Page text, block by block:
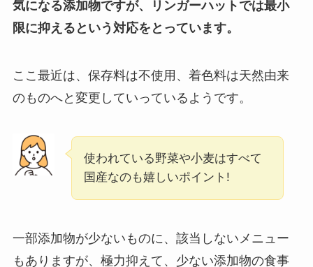
気になる添加物ですが、リンガーハットでは最小
限に抑えるという対応をとっています。
ここ最近は、保存料は不使用、着色料は天然由来
のものへと変更していっているようです。
使われている野菜や小麦はすべて
国産なのも嬉しいポイント!
一部添加物が少ないものに、該当しないメニュー
もありますが、極力抑えて、少ない添加物の食事